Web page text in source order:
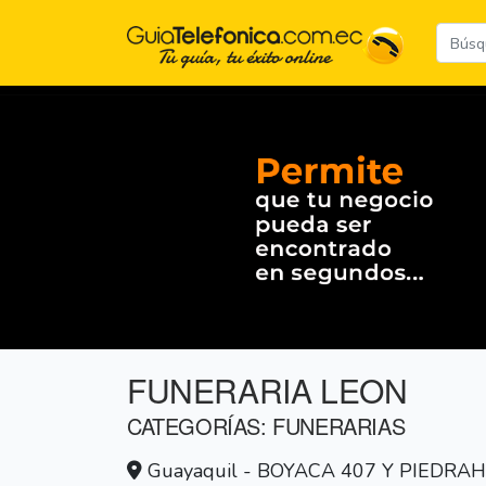
FUNERARIA LEON
CATEGORÍAS: FUNERARIAS
Guayaquil - BOYACA 407 Y